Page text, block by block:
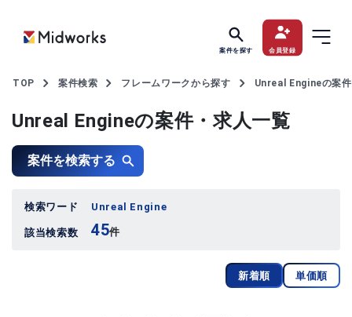
案件を探す 会員登録
TOP 案件検索 フレームワークから探す Unreal Engineの案
Unreal Engineの案件・求人一覧
案件を検索する
検索ワード Unreal Engine
該当検索数 45件
新着順 単価順